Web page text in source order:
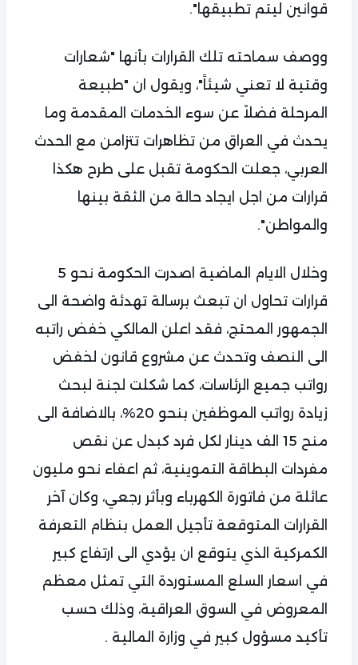
قوانين ليتم تطبيقها".
ووصف سماحته تلك القرارات بأنها "شعارات
وقتية لا تعني شيئاً"، ويقول ان "طبيعة
المرحلة فضلاً عن سوء الخدمات المقدمة وما
يحدث في العراق من تظاهرات تتزامن مع الحدث
العربي، جعلت الحكومة تقبل على طرح هكذا
قرارات من اجل ايجاد حالة من الثقة بينها
والمواطن".
وخلال الايام الماضية اصدرت الحكومة نحو 5
قرارات تحاول ان تبعث برسالة تهدئة واضحة الى
الجمهور المحتج، فقد اعلن المالكي خفض راتبه
الى النصف وتحدث عن مشروع قانون لخفض
رواتب جميع الرئاسات، كما شكلت لجنة لبحث
زيادة رواتب الموظفين بنحو 20%، بالاضافة الى
منح 15 الف دينار لكل فرد كبدل عن نقص
مفردات البطاقة التموينية، ثم اعفاء نحو مليون
عائلة من فاتورة الكهرباء وبأثر رجعي، وكان آخر
القرارات المتوقعة تأجيل العمل بنظام التعرفة
الكمركية الذي يتوقع ان يؤدي الى ارتفاع كبير
في اسعار السلع المستوردة التي تمثل معظم
المعروض في السوق العراقية، وذلك حسب
تأكيد مسؤول كبير في وزارة المالية .